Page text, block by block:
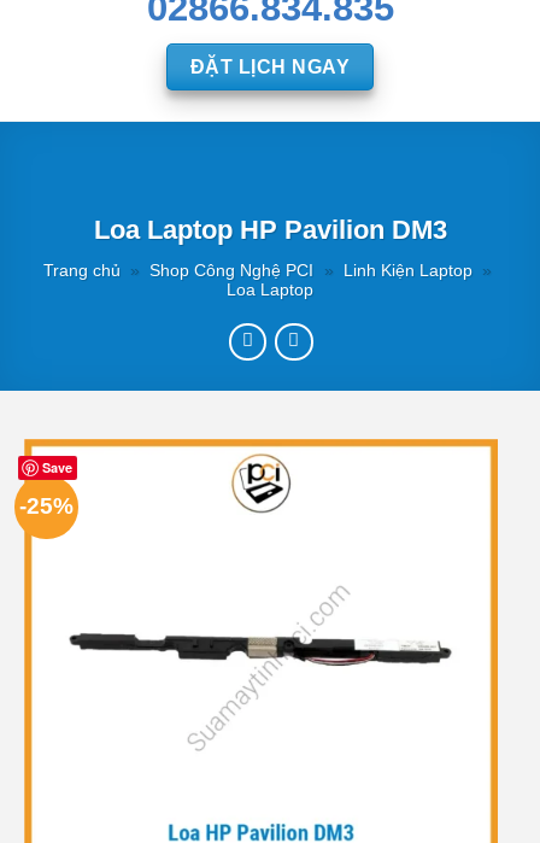
ĐẶT LỊCH NGAY
Loa Laptop HP Pavilion DM3
Trang chủ » Shop Công Nghệ PCI » Linh Kiện Laptop »
Loa Laptop
Save
-25%